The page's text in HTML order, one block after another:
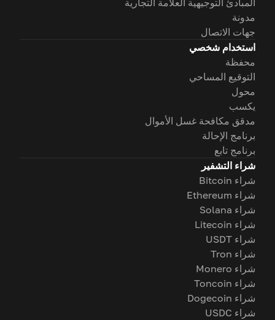
المبادئ التوجيهية العلامة التجارية
مدونة
جهات الاتصال
استخدام شخصي
محفظة
التوقيع المساحي
محول
يكسب
مدقق مكافحة غسل الأموال
برنامج الإحالة
برنامج تابع
شراء التشفير
شراء Bitcoin
شراء Ethereum
شراء Solana
شراء Litecoin
شراء USDT
شراء Tron
شراء Monero
شراء Toncoin
شراء Dogecoin
شراء USDC